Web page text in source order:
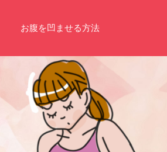
お腹を凹ませる方法